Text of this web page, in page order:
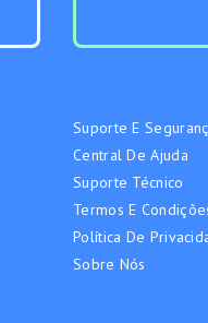
Suporte E
Central De Ajuda
Suporte Técnico
Termos E
Política De
Sobre Nós